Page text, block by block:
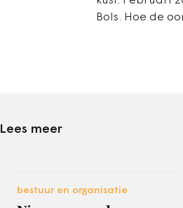
Bols. Hoe de
Lees meer
bestuur en organisatie